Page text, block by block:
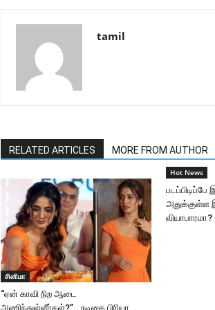
tamil
RELATED ARTICLES MORE FROM AUTHOR
சினிமா
“ஏன் காவி நிற ஆடை
அணிந்துள்ளீர்கள்?”.. நடிகை பிரியா
Hot News
அதுக்குள்ள
வியாபாரமா?